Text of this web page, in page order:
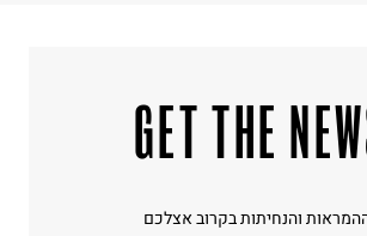
והנחיתות בקרוב אצלכם